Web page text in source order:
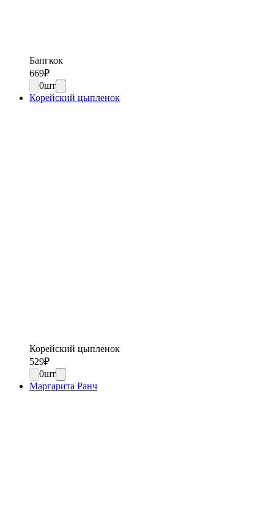
Бангкок
669₽
0шт
Корейский цыпленок
Корейский цыпленок
529₽
0шт
Маргарита Ранч